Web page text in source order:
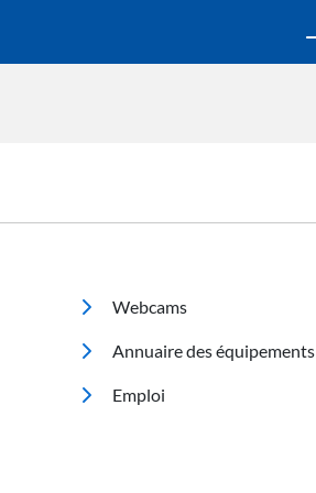
Footer 2
Webcams
Annuaire des équipements
Emploi